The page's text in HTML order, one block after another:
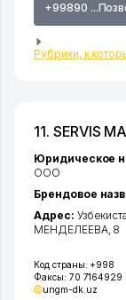
+99890
Рубрики, к
11. SERVIS
Код страны: +998
Факсы: 70 7164929
ungm-dk.uz
Юридическое
ООО
Брендовое
Адрес:
МЕНДЕЛЕЕВА, 8